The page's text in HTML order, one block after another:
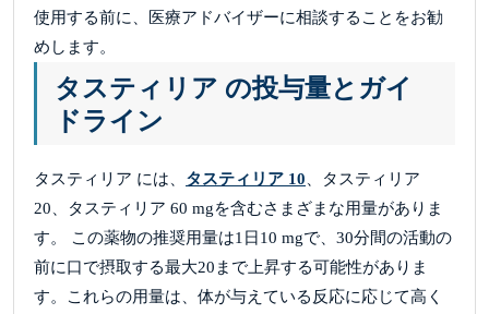
使用する前に、医療アドバイザーに相談することをお勧
めします。
タスティリア の投与量とガイ
ドライン
タスティリア には、 タスティリア 10 、タスティリア
20、タスティリア 60 mgを含むさまざまな用量がありま
す。 この薬物の推奨用量は1日10 mgで、30分間の活動の
前に口で摂取する最大20まで上昇する可能性がありま
す。これらの用量は、体が与えている反応に応じて高く